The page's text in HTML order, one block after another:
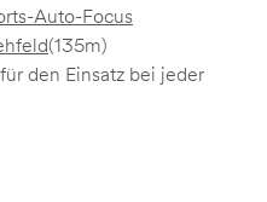
Auto-Focus
(135m)
den Einsatz bei jeder